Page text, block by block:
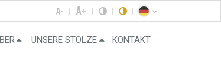
UNSERE STOLZE KONTAKT